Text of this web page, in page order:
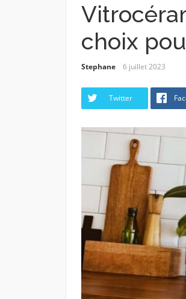
choix
Stephane 6 juillet 2023
Twitter